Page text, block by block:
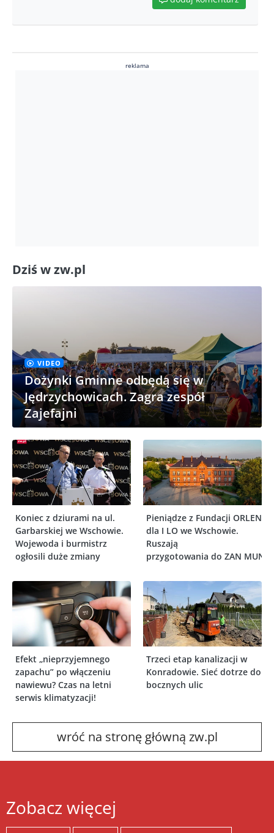
reklama
Dziś w zw.pl
VIDEO
Dożynki Gminne odbędą się w
Jędrzychowicach. Zagra zespół
Zajefajni
Koniec z dziurami na ul.
Garbarskiej we Wschowie.
Wojewoda i burmistrz
ogłosili duże zmiany
Pieniądze z Fundacji ORLEN
dla I LO we Wschowie.
Ruszają
przygotowania do ZAN MUN
Efekt „nieprzyjemnego
zapachu” po włączeniu
nawiewu? Czas na letni
serwis klimatyzacji!
Trzeci etap kanalizacji w
Konradowie. Sieć dotrze do
bocznych ulic
wróć na stronę główną zw.pl
Zobacz więcej